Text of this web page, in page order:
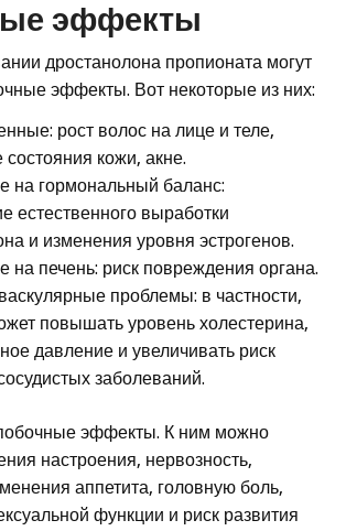
эффекты
дростанолона пропионата могут
эффекты. Вот некоторые из них:
рост волос на лице и теле,
кожи, акне.
на гормональный баланс:
естественного выработки
и изменения уровня эстрогенов.
на печень: риск повреждения органа.
проблемы: в частности,
повышать уровень холестерина,
давление и увеличивать риск
заболеваний.
эффекты. К ним можно
настроения, нервозность,
аппетита, головную боль,
функции и риск развития